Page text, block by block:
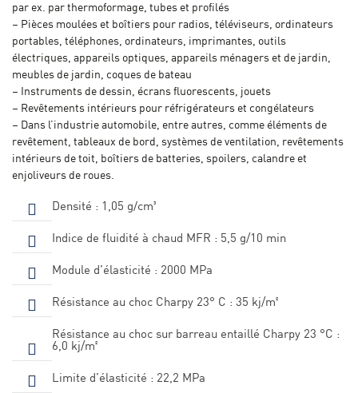
par ex. par thermoformage, tubes et profilés
– Pièces moulées et boîtiers pour radios, téléviseurs, ordinateurs
portables, téléphones, ordinateurs, imprimantes, outils
électriques, appareils optiques, appareils ménagers et de jardin,
meubles de jardin, coques de bateau
– Instruments de dessin, écrans fluorescents, jouets
– Revêtements intérieurs pour réfrigérateurs et congélateurs
– Dans l’industrie automobile, entre autres, comme éléments de
revêtement, tableaux de bord, systèmes de ventilation, revêtements
intérieurs de toit, boîtiers de batteries, spoilers, calandre et
enjoliveurs de roues.
Densité : 1,05 g/cm³
Indice de fluidité à chaud MFR : 5,5 g/10 min
Module d’élasticité : 2000 MPa
Résistance au choc Charpy 23° C : 35 kj/m²
Résistance au choc sur barreau entaillé Charpy 23 °C :
6,0 kj/m²
Limite d’élasticité : 22,2 MPa